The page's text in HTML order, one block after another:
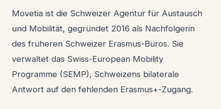
Movetia ist die Schweizer Agentur für Austausch
und Mobilität, gegründet 2016 als Nachfolgerin
des früheren Schweizer Erasmus-Büros. Sie
verwaltet das Swiss-European Mobility
Programme (SEMP), Schweizens bilaterale
Antwort auf den fehlenden Erasmus+-Zugang.